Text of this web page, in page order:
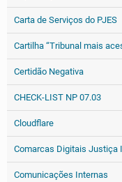
Carta de Serviços do PJES
Cartilha “Tribunal mais
Certidão Negativa
CHECK-LIST NP 07.03
Cloudflare
Comarcas Digitais Justiça
Comunicações Internas